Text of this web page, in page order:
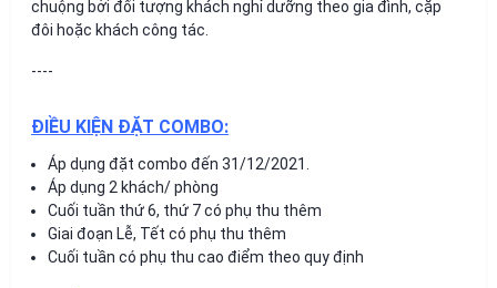
chuộng bởi đối tượng khách nghỉ dưỡng theo gia đình, cặp
đôi hoặc khách công tác.
----
ĐIỀU KIỆN ĐẶT COMBO:
Áp dụng đặt combo đến 31/12/2021.
Áp dụng 2 khách/ phòng
Cuối tuần thứ 6, thứ 7 có phụ thu thêm
Giai đoạn Lễ, Tết có phụ thu thêm
Cuối tuần có phụ thu cao điểm theo quy định